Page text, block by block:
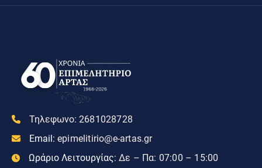
Τηλεφωνο: 2681028728
Email: epimelitirio@e-artas.gr
Ωράριο Λειτουργίας: Δε – Πα: 07:00 – 15:00